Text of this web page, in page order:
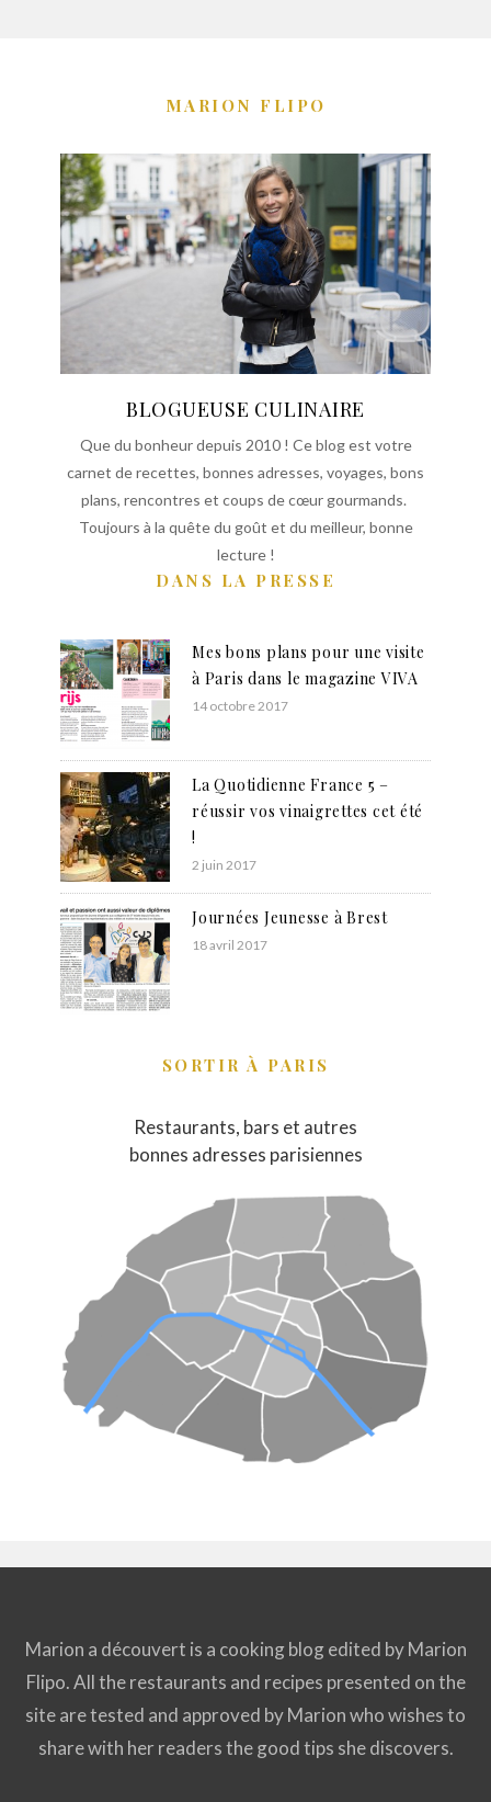
MARION FLIPO
BLOGUEUSE CULINAIRE
Que du bonheur depuis 2010 ! Ce blog est votre
carnet de recettes, bonnes adresses, voyages, bons
plans, rencontres et coups de cœur gourmands.
Toujours à la quête du goût et du meilleur, bonne
lecture !
DANS LA PRESSE
Mes bons plans pour une visite
à Paris dans le magazine VIVA
14 octobre 2017
La Quotidienne France 5 –
réussir vos vinaigrettes cet été
!
2 juin 2017
Journées Jeunesse à Brest
18 avril 2017
SORTIR À PARIS
Restaurants, bars et autres
bonnes adresses parisiennes
Marion a découvert is a cooking blog edited by Marion
Flipo. All the restaurants and recipes presented on the
site are tested and approved by Marion who wishes to
share with her readers the good tips she discovers.